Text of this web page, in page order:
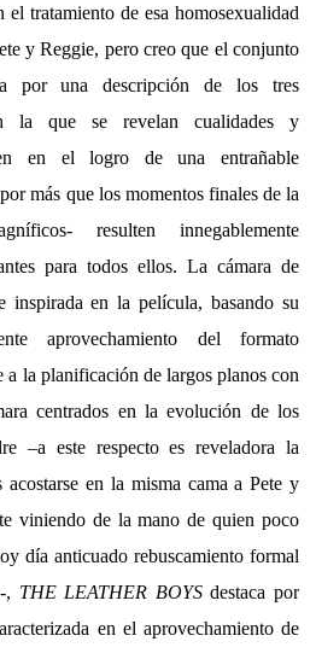
tratamiento de esa homosexualidad
y Reggie, pero creo que el conjunto
por una descripción de los tres
la que se revelan cualidades y
en el logro de una entrañable
más que los momentos finales de la
resulten innegablemente
para todos ellos. La cámara de
inspirada en la película, basando su
aprovechamiento del formato
a la planificación de largos planos con
centrados en la evolución de los
–a este respecto es reveladora la
acostarse en la misma cama a Pete y
viniendo de la mano de quien poco
día anticuado rebuscamiento formal
, THE LEATHER BOYSdestaca por
en el aprovechamiento de